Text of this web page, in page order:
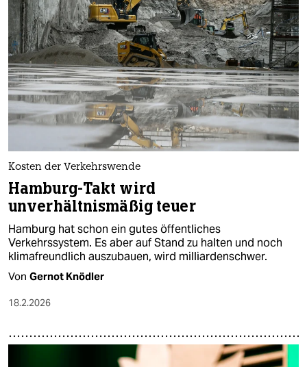
Kosten der Verkehrswende
Hamburg-Takt wird
unverhältnismäßig teuer
Hamburg hat schon ein gutes öffentliches
Verkehrssystem. Es aber auf Stand zu halten und noch
klimafreundlich auszubauen, wird milliardenschwer.
Von Gernot Knödler
18.2.2026